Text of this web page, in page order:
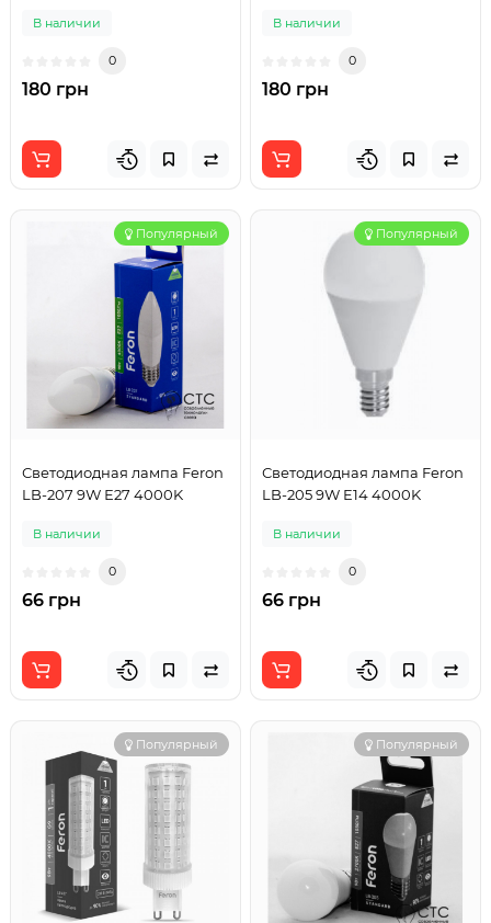
В наличии
0
180 грн
В наличии
0
180 грн
Популярный
Светодиодная лампа Feron
LB-207 9W Е27 4000K
В наличии
0
66 грн
Популярный
Светодиодная лампа Feron
LB-205 9W E14 4000K
В наличии
0
66 грн
Популярный Популярный